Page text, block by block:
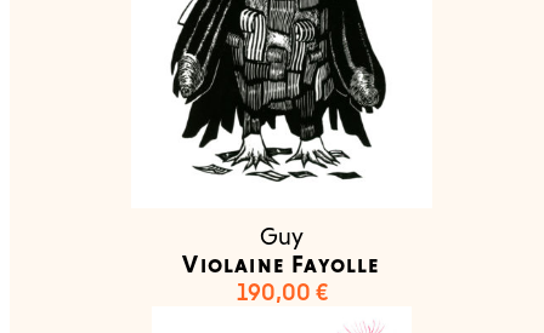
Guy
Violaine Fayolle
190,00 €